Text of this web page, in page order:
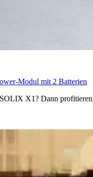
Modul mit 2 Batterien
X1? Dann profitieren